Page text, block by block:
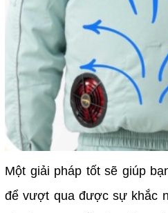
Một giải pháp tốt sẽ giúp
để vượt qua được sự khắc